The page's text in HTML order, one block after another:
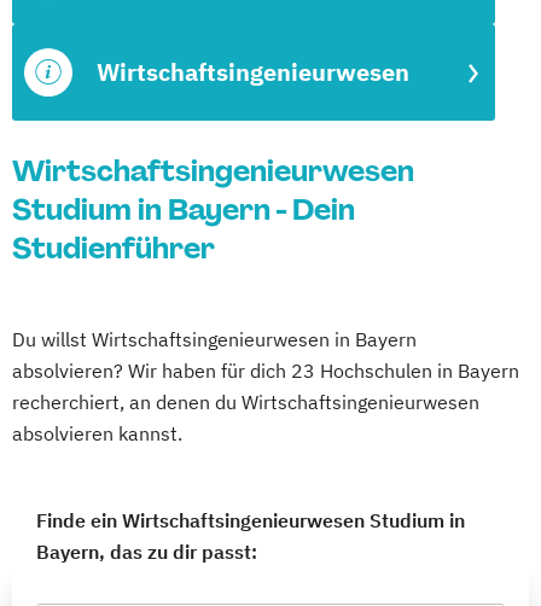
Wirtschaftsingenieurwesen
Wirtschaftsingenieurwesen
Studium in Bayern - Dein
Studienführer
Du willst Wirtschaftsingenieurwesen in Bayern
absolvieren? Wir haben für dich 23 Hochschulen in Bayern
recherchiert, an denen du Wirtschaftsingenieurwesen
absolvieren kannst.
Finde ein Wirtschaftsingenieurwesen Studium in
Bayern, das zu dir passt: